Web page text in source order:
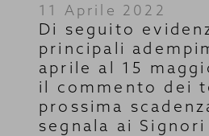
11 Aprile 2022
Di seguito
principali
aprile al 15
il commento dei
prossima
segnala ai